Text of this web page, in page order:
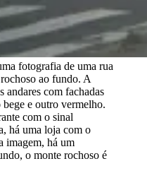
fotografia de uma rua
ao fundo. A
andares com fachadas
e outro vermelho.
com o sinal
há uma loja com o
imagem, há um
o monte rochoso é